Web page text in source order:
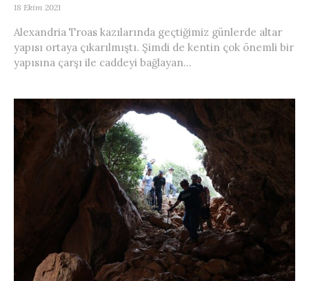
18 Ekim 2021
Alexandria Troas kazılarında geçtiğimiz günlerde altar
yapısı ortaya çıkarılmıştı. Şimdi de kentin çok önemli bir
yapısına çarşı ile caddeyi bağlayan...